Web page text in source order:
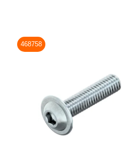
468758